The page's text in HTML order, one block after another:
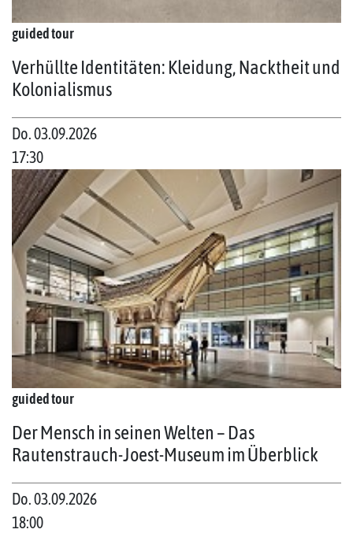
guided tour
Verhüllte Identitäten: Kleidung, Nacktheit und
Kolonialismus
Do. 03.09.2026
17:30
guided tour
Der Mensch in seinen Welten – Das
Rautenstrauch-Joest-Museum im Überblick
Do. 03.09.2026
18:00